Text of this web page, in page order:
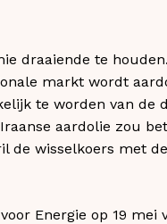
draaiende te
markt wordt
te worden van de
aardolie zou
de wisselkoers met
Energie op 19 mei